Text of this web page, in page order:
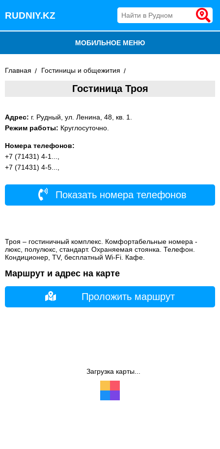
RUDNIY.KZ
МОБИЛЬНОЕ МЕНЮ
ВСЕ ОРГАНИЗАЦИИ
Главная Гостиницы и общежития
Гостиница Троя
Адрес: г. Рудный, ул. Ленина, 48, кв. 1.
Режим работы: Круглосуточно.
Номера телефонов:
+7 (71431) 4-1...,
+7 (71431) 4-5...,
Показать номера телефонов
Троя – гостиничный комплекс. Комфортабельные номера -
люкс, полулюкс, стандарт. Охраняемая стоянка. Телефон.
Кондиционер, TV, бесплатный Wi-Fi. Кафе.
Маршрут и адрес на карте
Проложить маршрут
Загрузка карты...